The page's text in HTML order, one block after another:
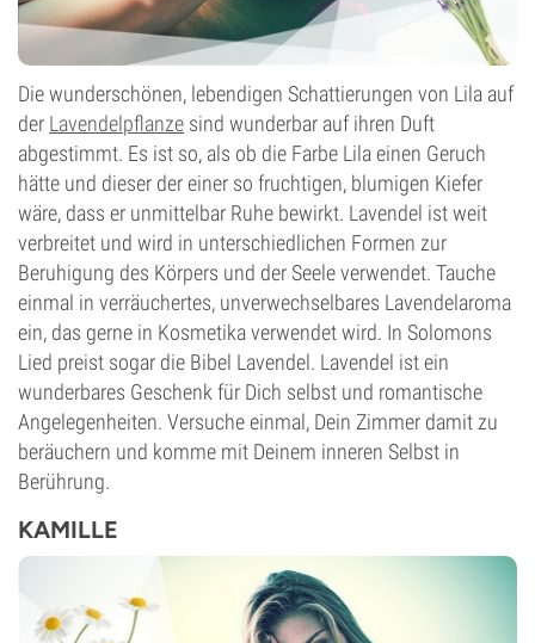
Die wunderschönen, lebendigen Schattierungen von Lila auf
der Lavendelpflanze sind wunderbar auf ihren Duft
abgestimmt. Es ist so, als ob die Farbe Lila einen Geruch
hätte und dieser der einer so fruchtigen, blumigen Kiefer
wäre, dass er unmittelbar Ruhe bewirkt. Lavendel ist weit
verbreitet und wird in unterschiedlichen Formen zur
Beruhigung des Körpers und der Seele verwendet. Tauche
einmal in verräuchertes, unverwechselbares Lavendelaroma
ein, das gerne in Kosmetika verwendet wird. In Solomons
Lied preist sogar die Bibel Lavendel. Lavendel ist ein
wunderbares Geschenk für Dich selbst und romantische
Angelegenheiten. Versuche einmal, Dein Zimmer damit zu
beräuchern und komme mit Deinem inneren Selbst in
Berührung.
KAMILLE